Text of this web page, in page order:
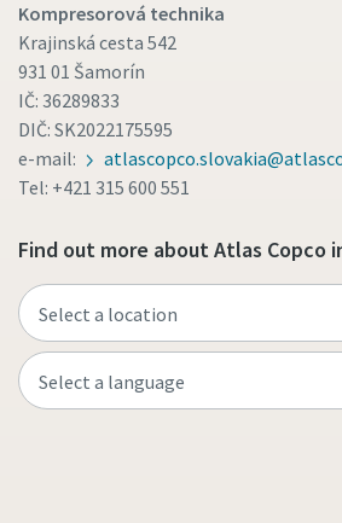
Kompresorová technika
Krajinská cesta 542
931 01 Šamorín
IČ: 36289833
DIČ: SK2022175595
e-mail:
Tel: +421 315 600 551
Find out more about Atlas Copco